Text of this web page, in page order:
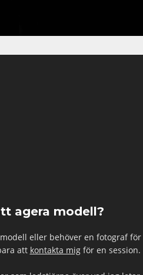
agera modell?
eller behöver en fotograf för
att kontakta migför en session.